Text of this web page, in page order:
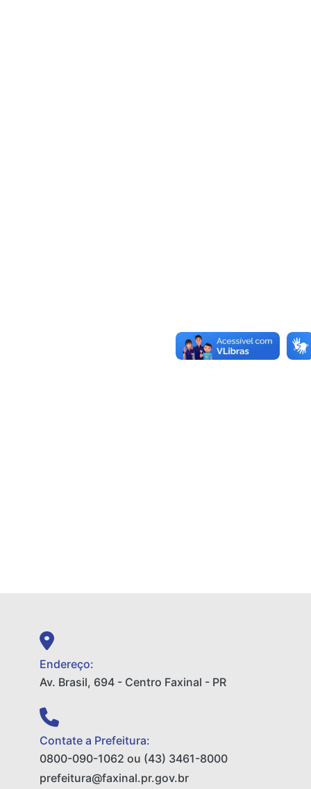
Endereço:
Av. Brasil, 694 - Centro Faxinal - PR
Contate a Prefeitura:
0800-090-1062 ou (43) 3461-8000
prefeitura@faxinal.pr.gov.br